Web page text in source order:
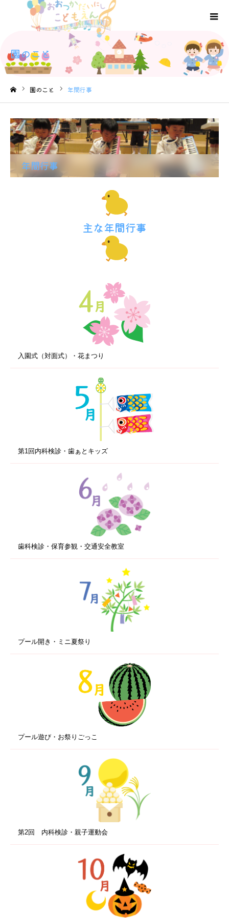
園のこと
園のこと 年間行事
年間行事
主な年間行事
入園式（対面式）・花まつり
第1回内科検診・歯ぁとキッズ
歯科検診・保育参観・交通安全教室
プール開き・ミニ夏祭り
プール遊び・お祭りごっこ
第2回 内科検診・親子運動会